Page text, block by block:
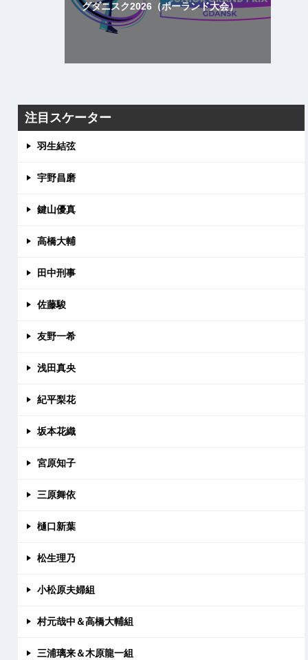
グダニスク2026（ポーランド大会）
注目スケーター
羽生結弦
宇野昌磨
鍵山優真
高橋大輔
田中刑事
佐藤駿
友野一希
浅田真央
紀平梨花
坂本花織
宮原知子
三原舞依
樋口新葉
松生理乃
小松原夫婦組
村元哉中＆高橋大輔組
三浦璃来＆木原龍一組